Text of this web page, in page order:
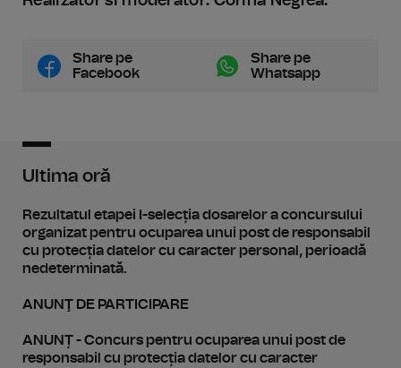
Share pe
Facebook
Share pe
Whatsapp
Ultima oră
Rezultatul etapei I-selecția dosarelor a concursului
organizat pentru ocuparea unui post de responsabil
cu protecția datelor cu caracter personal, perioadă
nedeterminată.
ANUNŢ DE PARTICIPARE
ANUNȚ - Concurs pentru ocuparea unui post de
responsabil cu protecția datelor cu caracter